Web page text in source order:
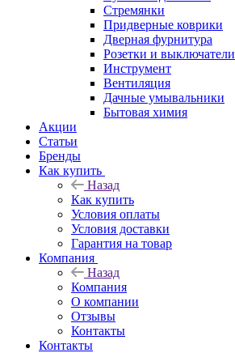
Стремянки
Придверные коврики
Дверная фурнитура
Розетки и выключатели
Инструмент
Вентиляция
Дачные умывальники
Бытовая химия
Акции
Статьи
Бренды
Как купить
Назад
Как купить
Условия оплаты
Условия доставки
Гарантия на товар
Компания
Назад
Компания
О компании
Отзывы
Контакты
Контакты